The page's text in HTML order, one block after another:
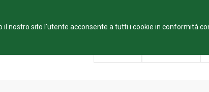
nostro sito l'utente acconsente a tutti i cookie in conformità